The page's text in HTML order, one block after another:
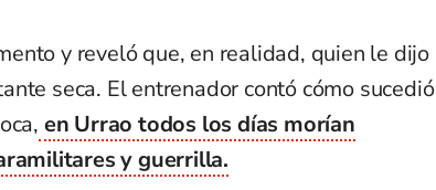
y reveló que, en realidad, quien le dijo
seca. El entrenador contó cómo sucedió
en Urrao todos los días morían
y guerrilla.